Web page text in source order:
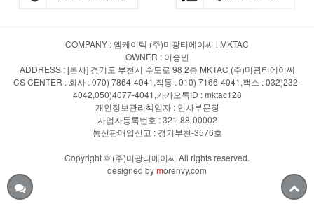
COMPANY : 엠케이텍 (주)미광티에이씨 l MKTAC
OWNER : 이승민
ADDRESS : [본사] 경기도 부천시 수도로 98 2층 MKTAC (주)미광티에이씨
CS CENTER : 회사 : 070) 7864-4041,직통 : 010) 7166-4041,팩스 : 032)232-
4042,050)4077-4041,카카오톡ID : mktac128
개인정보관리책임자 : 인사부문장
사업자등록번호 : 321-88-00002
통신판매업신고 : 경기부천-3576호
Copyright © (주)미광티에이씨 All rights reserved.
designed bymorenvy.com